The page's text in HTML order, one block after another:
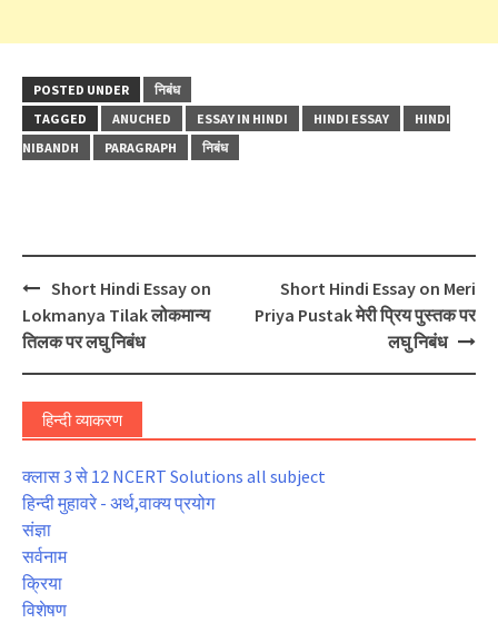
POSTED UNDER
निबंध
TAGGED
ANUCHED ESSAY IN HINDI HINDI ESSAY
HINDI
NIBANDH
PARAGRAPH निबंध
Post
navigation
Short Hindi Essay on
Lokmanya Tilak लोकमान्य
तिलक पर लघु निबंध
Short Hindi Essay on Meri
Priya Pustak मेरी प्रिय पुस्तक पर
लघु निबंध
हिन्दी व्याकरण
क्लास 3 से 12 NCERT Solutions all subject
हिन्दी मुहावरे - अर्थ,वाक्य प्रयोग
संज्ञा
सर्वनाम
क्रिया
विशेषण